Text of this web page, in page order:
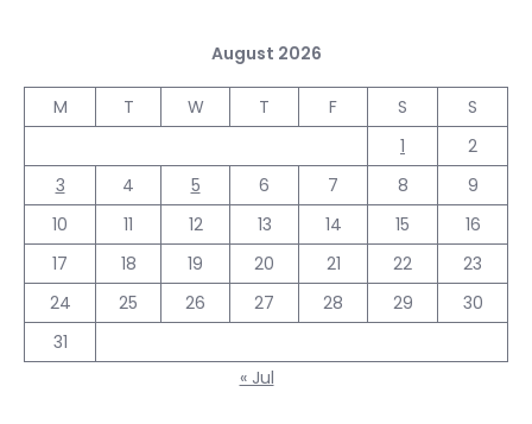
August 2026
M T W T F S
S
1
2
3
4 5 6 7 8
9
10
11 12 13 14 15
16
17
18 19 20 21 22
23
24
25 26 27 28 29
30
31
« Jul